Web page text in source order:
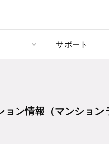
サポート
ン情報（マンション